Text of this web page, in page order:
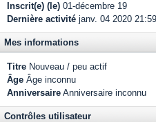
Inscrit(e) (le) 01-décembre 19
Dernière activité janv. 04 2020 21:59
Mes informations
Titre Nouveau / peu actif
Âge Âge inconnu
Anniversaire Anniversaire inconnu
Contrôles utilisateur